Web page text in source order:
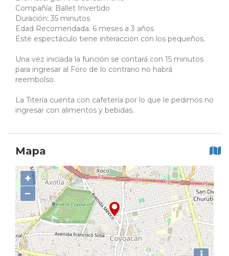
Compañía: Ballet Invertido
Duración: 35 minutos
Edad Recomendada: 6 meses a 3 años
Este espectáculo tiene interacción con los pequeños.
Una vez iniciada la función se contará con 15 minutos
para ingresar al Foro de lo contrario no habrá
reembolso.
La Titería cuenta con cafetería por lo que le pedimos no
ingresar con alimentos y bebidas.
Mapa
+
−